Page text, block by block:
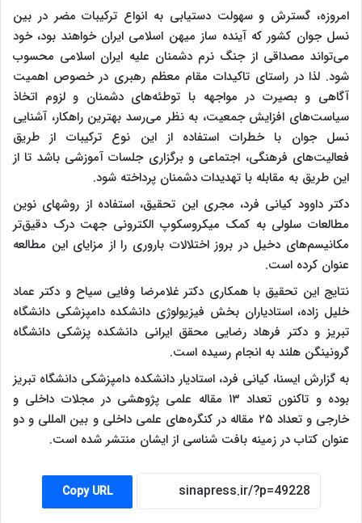
امروزه، گسترش و سهولت دستیابی به انواع ترکیبات مضر در بین
نسل جوان کشور که آینده ساز میهن اسلامی ایران خواهند بود، خود
می‌تواند مصداقی از جنگ نرم دشمنان علیه ایران اسلامی محسوب
شود. لذا در راستای تاکیدات مقام معظم رهبری در خصوص اهمیت
آگاهی و بصیرت در مواجهه با توطئه‌های دشمنان و لزوم اتخاذ
سیاست‌های افزایش جمعیت، به نظر می‌رسد بهترین راهکار، آشنایی
نسل جوان با خطرات استفاده از این نوع ترکیبات از طریق
فعالیت‌های فرهنگی، اجتماعی و برگزاری جلسات آموزشی باشد تا از
این طریق به مقابله با تهدیدات دشمنان پرداخته شود.
دکتر داوود کیانی فرد، مجری این تحقیق، استفاده از روشهای نوین
مطالعات سلولی به کمک میکروسکوپ الکترونی جهت درک دقیق‌تر
مکانیسم‌های دخیل در بروز اختلالات باروری را از مزایای این مطالعه
عنوان کرده است.
نتایج این تحقیق با همکاری دکتر غلامرضا وفایی سیاح و دکتر عماد
خلیل زاده، استادیاران بخش فیزیولوژی دانشکده دامپزشکی دانشگاه
تبریز و دکتر فرهاد رضایی محقق ایرانی دانشکده پزشکی دانشگاه
گرونینگن هلند به انجام رسیده است.
به گزارش ایسنا، کیانی فرد، استادیار دانشکده دامپزشکی دانشگاه تبریز
بوده و تاکنون تعداد ۱۳ مقاله علمی پژوهشی در مجلات داخلی و
خارجی و تعداد ۲۵ مقاله در کنگره‌های علمی داخلی و بین المللی و دو
عنوان کتاب در زمینه بافت شناسی از ایشان منتشر شده است.
Copy URL